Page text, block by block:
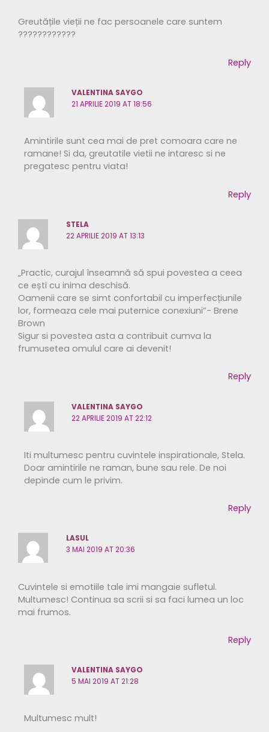
Greutățile vieții ne fac persoanele care suntem
????????????
Reply
VALENTINA SAYGO
21 APRILIE 2019 AT 18:56
Amintirile sunt cea mai de pret comoara care ne
ramane! Si da, greutatile vietii ne intaresc si ne
pregatesc pentru viata!
Reply
STELA
22 APRILIE 2019 AT 13:13
„Practic, curajul înseamnă să spui povestea a ceea
ce ești cu inima deschisă.
Oamenii care se simt confortabil cu imperfecțiunile
lor, formeaza cele mai puternice conexiuni”- Brene
Brown
Sigur si povestea asta a contribuit cumva la
frumusetea omulul care ai devenit!
Reply
VALENTINA SAYGO
22 APRILIE 2019 AT 22:12
Iti multumesc pentru cuvintele inspirationale, Stela.
Doar amintirile ne raman, bune sau rele. De noi
depinde cum le privim.
Reply
LASUL
3 MAI 2019 AT 20:36
Cuvintele si emotiile tale imi mangaie sufletul.
Multumesc! Continua sa scrii si sa faci lumea un loc
mai frumos.
Reply
VALENTINA SAYGO
5 MAI 2019 AT 21:28
Multumesc mult!